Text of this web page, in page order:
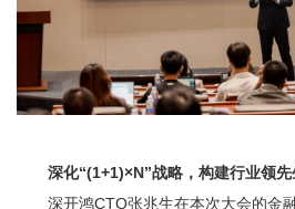
深化“(1+1)×N”战略，构建行业领先
深开鸿CTO张兆生在本次大会的金融